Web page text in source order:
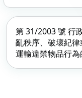
第 31/2003 號 行
亂秩序、破壞紀
運輸違禁物品行